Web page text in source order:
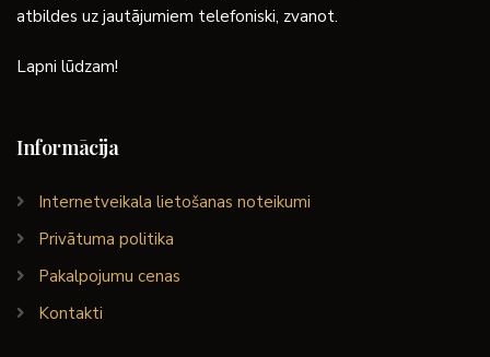
atbildes uz jautājumiem telefoniski, zvanot.
Lapni lūdzam!
Informācija
Internetveikala lietošanas noteikumi
Privātuma politika
Pakalpojumu cenas
Kontakti